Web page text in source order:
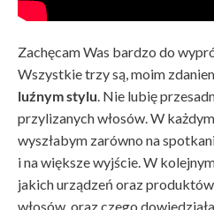
Zachęcam Was bardzo do
Wszystkie trzy są, moim
luźnym stylu. Nie lubię
przylizanych włosów. W
wyszłabym zarówno na
i na większe wyjście. W
jakich urządzeń oraz
włosów, oraz czego